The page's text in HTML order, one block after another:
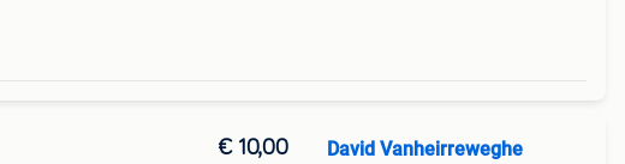
€ 10,00 David Vanheirreweghe